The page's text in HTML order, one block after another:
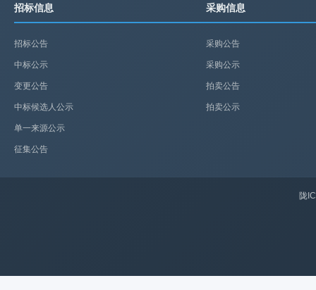
招标信息
招标公告
中标公示
变更公告
中标候选人公示
单一来源公示
征集公告
采购信息
采购公告
采购公示
拍卖公告
拍卖公示
陇